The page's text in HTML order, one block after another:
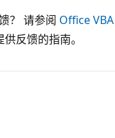
？ 请参阅 Office VBA
反馈的指南。